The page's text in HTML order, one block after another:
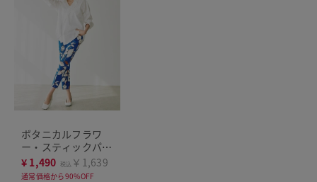
ボタニカルフラワ
ー・スティックパン
ツ
¥ 1,490 税込 ￥1,639
通常価格から90%OFF